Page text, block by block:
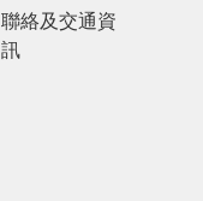
聯絡及交通資
訊